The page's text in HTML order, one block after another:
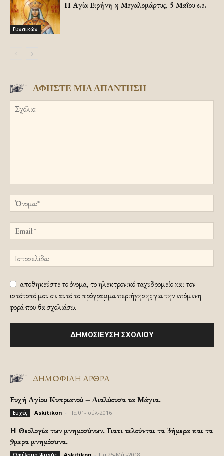
Γυναικών
Η Αγία Ειρήνη η Μεγαλομάρτυς, 5 Μαΐου ε.ε.
ΑΦΗΣΤΕ ΜΙΑ ΑΠΑΝΤΗΣΗ
αποθηκεύστε το όνομα, το ηλεκτρονικό ταχυδρομείο και τον
ιστότοπό μου σε αυτό το πρόγραμμα περιήγησης για την επόμενη
φορά που θα σχολιάσω.
ΔΗΜΟΦΙΛΗ ΑΡΘΡΑ
Ευχή Αγίου Κυπριανού – Διαλύουσα τα Μάγια.
Ευχές Askitikon Πα 01-Ιούλ-2016
H Θεολογία των μνημοσύνων. Γιατι τελούνται τα 3ήμερα και τα
9μερα μνημόσυνα.